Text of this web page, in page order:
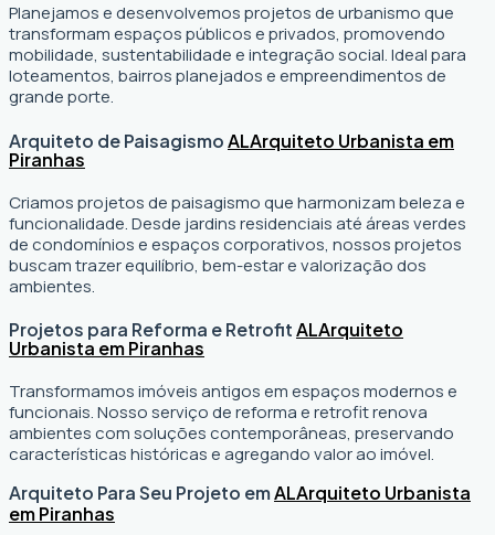
Planejamos e desenvolvemos projetos de urbanismo que
transformam espaços públicos e privados, promovendo
mobilidade, sustentabilidade e integração social. Ideal para
loteamentos, bairros planejados e empreendimentos de
grande porte.
Arquiteto de PaisagismoALArquiteto Urbanista em
Piranhas
Criamos projetos de paisagismo que harmonizam beleza e
funcionalidade. Desde jardins residenciais até áreas verdes
de condomínios e espaços corporativos, nossos projetos
buscam trazer equilíbrio, bem-estar e valorização dos
ambientes.
Projetos para Reforma e RetrofitALArquiteto
Urbanista em Piranhas
Transformamos imóveis antigos em espaços modernos e
funcionais. Nosso serviço de reforma e retrofit renova
ambientes com soluções contemporâneas, preservando
características históricas e agregando valor ao imóvel.
Arquiteto Para Seu Projeto emALArquiteto Urbanista
em Piranhas